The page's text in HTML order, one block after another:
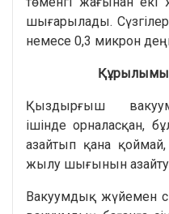
шығарылады.
немесе 0,3 микрон
Қыздырғыш
ішінде орналасқан,
азайтып қана
жылу шығынын
Вакуумдық жүйемен